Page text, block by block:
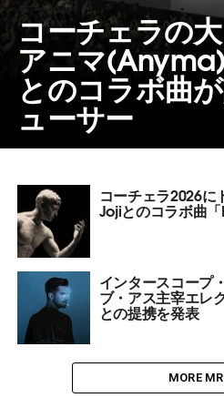
コーチェラの
アニマ
とのコラボ曲
ューサー
コーチェラ2026に
Jojiとのコラボ曲
インタースコープ
ブ・アス主宰エレ
との提携を発表
MORE